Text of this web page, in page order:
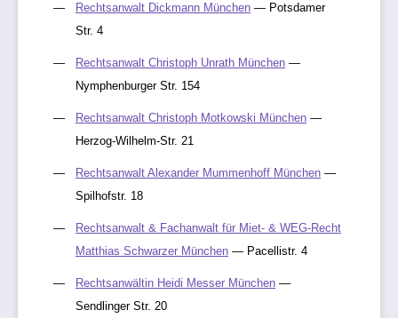
Rechtsanwalt Dickmann München — Potsdamer
Str. 4
Rechtsanwalt Christoph Unrath München —
Nymphenburger Str. 154
Rechtsanwalt Christoph Motkowski München —
Herzog-Wilhelm-Str. 21
Rechtsanwalt Alexander Mummenhoff München —
Spilhofstr. 18
Rechtsanwalt & Fachanwalt für Miet- & WEG-Recht
Matthias Schwarzer München — Pacellistr. 4
Rechtsanwältin Heidi Messer München —
Sendlinger Str. 20